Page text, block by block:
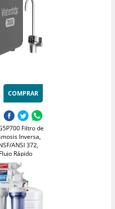
2:1
COMPRAR
Filtro de
Inversa,
ANSI 372,
Rápido
Inversa de 7
de Pureza
Inteligente,